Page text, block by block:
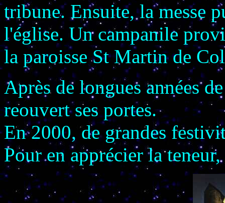
tribune. Ensuite, la messe
l'église. Un campanile
la paroisse St Martin de
Après de longues années
reouvert ses portes.
En 2000, de grandes
Pour en apprécier la